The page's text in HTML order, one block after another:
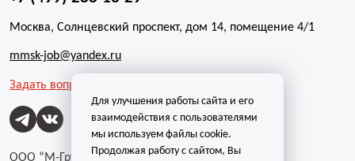
Москва, Солнцевский проспект, дом 14, помещение 4/1
mmsk-job@yandex.ru
Задать вопрос
ООО “М-Групп”
Для улучшения работы сайта и его
взаимодействия с пользователями
мы используем файлы cookie.
Продолжая работу с сайтом, Вы